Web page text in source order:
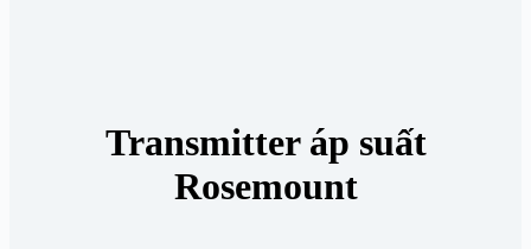
Transmitter áp suất
Rosemount